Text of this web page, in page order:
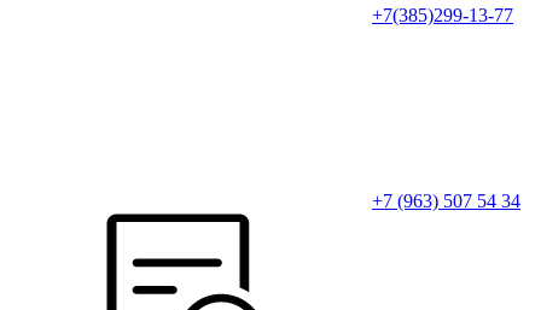
+7(385)299-13-77
+7 (963) 507 54 34